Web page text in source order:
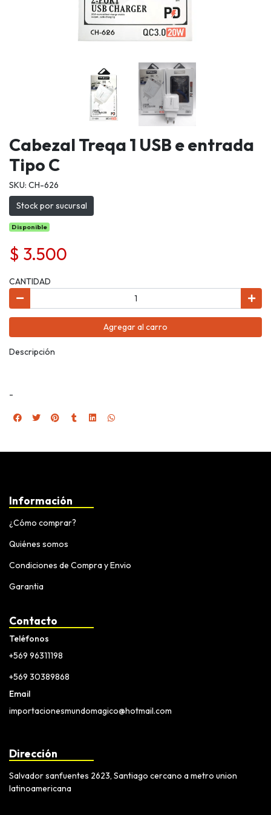
Cabezal Treqa 1 USB e entrada
Tipo C
SKU: CH-626
Stock por sucursal
Disponible
$ 3.500
CANTIDAD
Agregar al carro
Descripción
-
Información
¿Cómo comprar?
Quiénes somos
Condiciones de Compra y Envio
Garantia
Contacto
Teléfonos
+569 96311198
+569 30389868
Email
importacionesmundomagico@hotmail.com
Dirección
Salvador sanfuentes 2623, Santiago cercano a metro union
latinoamericana